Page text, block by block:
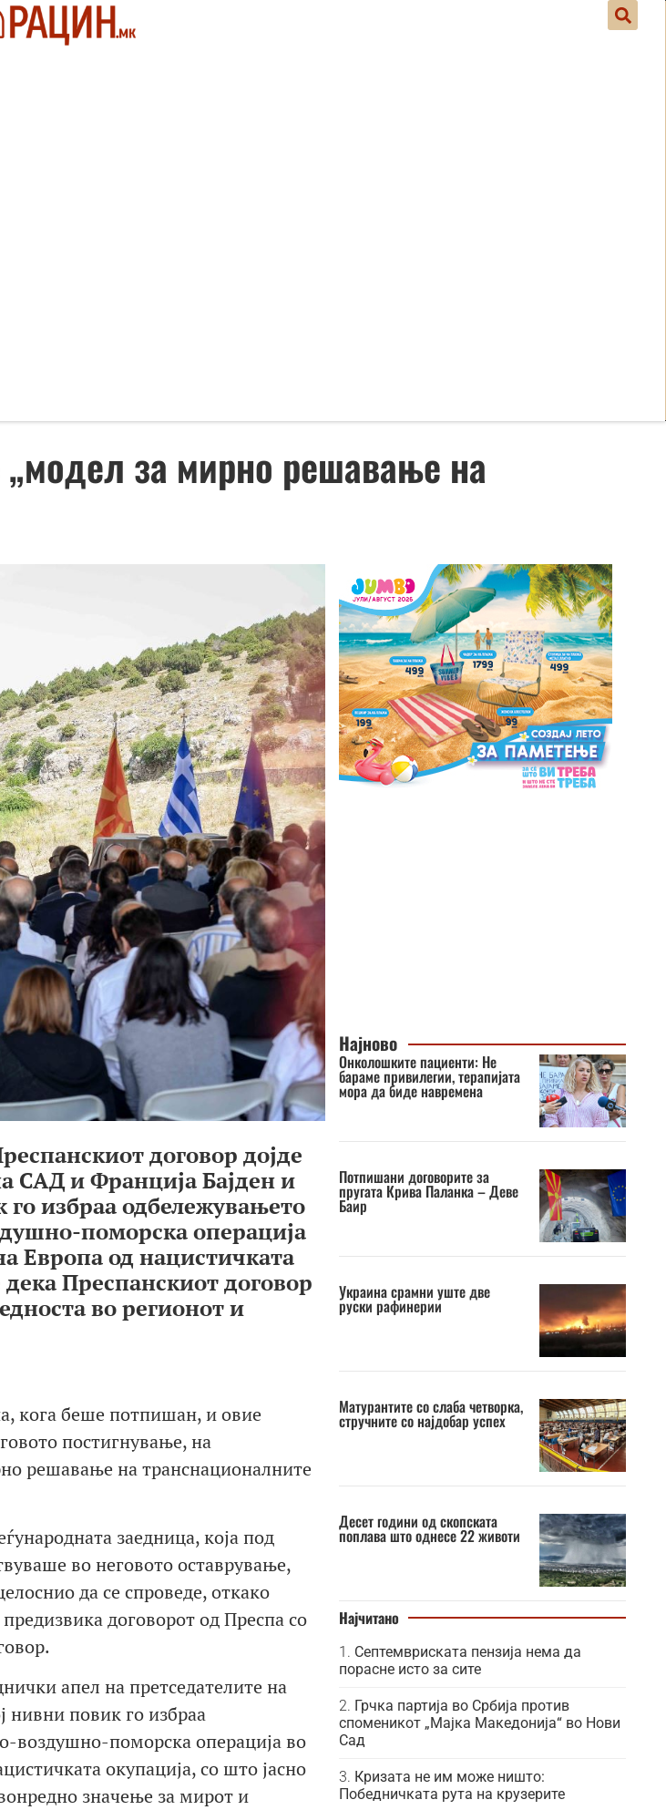
за мирно решавање на
договор дојде
САД и Франција Бајден и
избраа одбележувањето
поморска операција
Европа од нацистичката
дека Преспанскиот договор
во регионот и
кога беше потпишан, и овие
постигнување, на
решавање на транснационалните
заедница, која под
во неговото оставрување,
да се спроведе, откако
договорот од Преспа со
апел на претседателите на
нивни повик го избраа
воздушно-поморска операција во
окупација, со што јасно
значење за мирот и
Најново
Онколошките пациенти: Не
бараме привилегии, терапијата
мора да биде навремена
Потпишани договорите за
пругата Крива Паланка – Деве
Баир
Украина срамни уште две
руски рафинерии
Матурантите со слаба четворка,
стручните со најдобар успех
Десет години од скопската
поплава што однесе 22 животи
Најчитано
Септемвриската пензија нема да
порасне исто за сите
Грчка партија во Србија против
споменикот „Мајка Македонија“ во Нови
Сад
Кризата не им може ништо:
Победничката рута на крузерите